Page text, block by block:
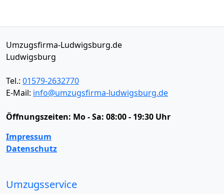
Umzugsfirma-Ludwigsburg.de
Ludwigsburg
Tel.: 01579-2632770
E-Mail: info@umzugsfirma-ludwigsburg.de
Öffnungszeiten: Mo - Sa: 08:00 - 19:30 Uhr
Impressum
Datenschutz
Umzugsservice